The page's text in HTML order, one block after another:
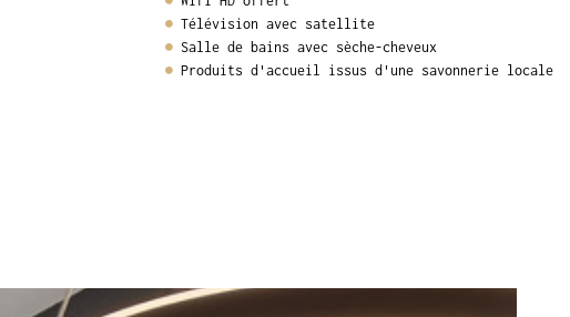
Télévision avec satellite
Salle de bains avec sèche-cheveux
Produits d'accueil issus d'une savonnerie locale